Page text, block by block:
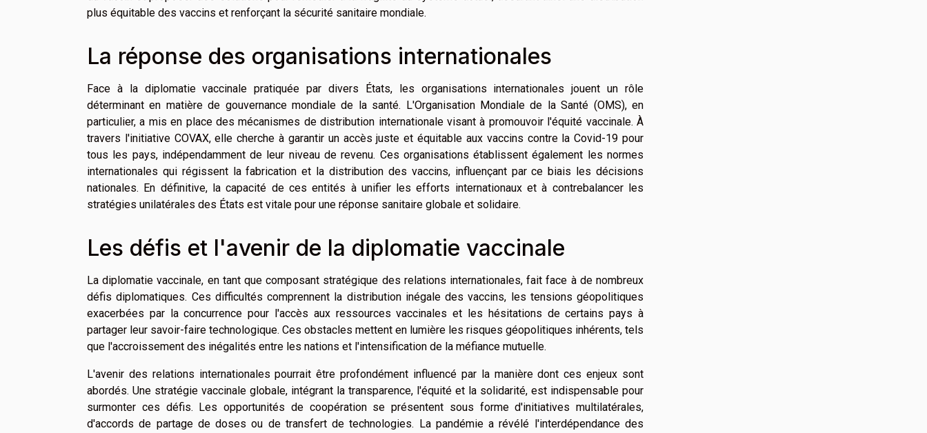
plus équitable des vaccins et renforçant la sécurité sanitaire mondiale.
La réponse des organisations internationales
Face à la diplomatie vaccinale pratiquée par divers États, les organisations internationales jouent un rôle
déterminant en matière de gouvernance mondiale de la santé. L'Organisation Mondiale de la Santé (OMS), en
particulier, a mis en place des mécanismes de distribution internationale visant à promouvoir l'équité vaccinale. À
travers l'initiative COVAX, elle cherche à garantir un accès juste et équitable aux vaccins contre la Covid-19 pour
tous les pays, indépendamment de leur niveau de revenu. Ces organisations établissent également les normes
internationales qui régissent la fabrication et la distribution des vaccins, influençant par ce biais les décisions
nationales. En définitive, la capacité de ces entités à unifier les efforts internationaux et à contrebalancer les
stratégies unilatérales des États est vitale pour une réponse sanitaire globale et solidaire.
Les défis et l'avenir de la diplomatie vaccinale
La diplomatie vaccinale, en tant que composant stratégique des relations internationales, fait face à de nombreux
défis diplomatiques. Ces difficultés comprennent la distribution inégale des vaccins, les tensions géopolitiques
exacerbées par la concurrence pour l'accès aux ressources vaccinales et les hésitations de certains pays à
partager leur savoir-faire technologique. Ces obstacles mettent en lumière les risques géopolitiques inhérents, tels
que l'accroissement des inégalités entre les nations et l'intensification de la méfiance mutuelle.
L'avenir des relations internationales pourrait être profondément influencé par la manière dont ces enjeux sont
abordés. Une stratégie vaccinale globale, intégrant la transparence, l'équité et la solidarité, est indispensable pour
surmonter ces défis. Les opportunités de coopération se présentent sous forme d'initiatives multilatérales,
d'accords de partage de doses ou de transfert de technologies. La pandémie a révélé l'interdépendance des